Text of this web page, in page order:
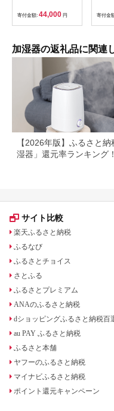
寄付金額: 44,000 円 寄付金
加湿器の返礼品に関連
【2026年版】ふるさと納
湿器」還元率ランキング
サイト比較
楽天ふるさと納税
ふるなび
ふるさとチョイス
さとふる
ふるさとプレミアム
ANAのふるさと納税
dショッピングふるさと納税百
au PAY ふるさと納税
ふるさと本舗
ヤフーのふるさと納税
マイナビふるさと納税
ポイント還元キャンペーン